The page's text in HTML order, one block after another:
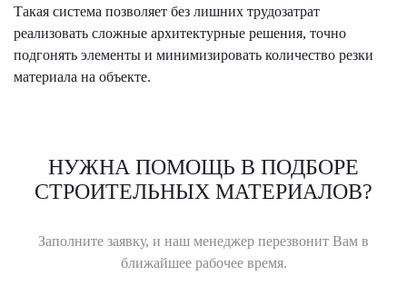
Такая система позволяет без лишних трудозатрат
реализовать сложные архитектурные решения, точно
подгонять элементы и минимизировать количество резки
материала на объекте.
НУЖНА ПОМОЩЬ В ПОДБОРЕ
СТРОИТЕЛЬНЫХ МАТЕРИАЛОВ?
Заполните заявку, и наш менеджер перезвонит Вам в
ближайшее рабочее время.